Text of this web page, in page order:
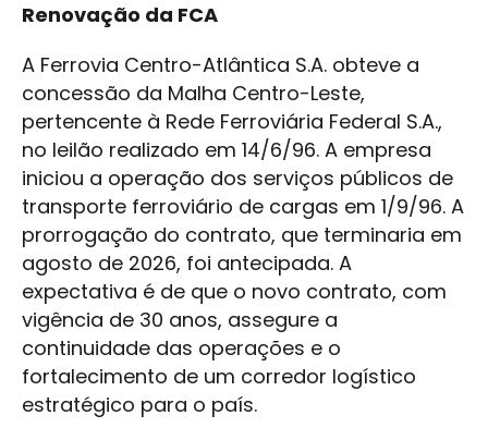
Renovação da FCA
A Ferrovia Centro-Atlântica S.A. obteve a
concessão da Malha Centro-Leste,
pertencente à Rede Ferroviária Federal S.A.,
no leilão realizado em 14/6/96. A empresa
iniciou a operação dos serviços públicos de
transporte ferroviário de cargas em 1/9/96. A
prorrogação do contrato, que terminaria em
agosto de 2026, foi antecipada. A
expectativa é de que o novo contrato, com
vigência de 30 anos, assegure a
continuidade das operações e o
fortalecimento de um corredor logístico
estratégico para o país.